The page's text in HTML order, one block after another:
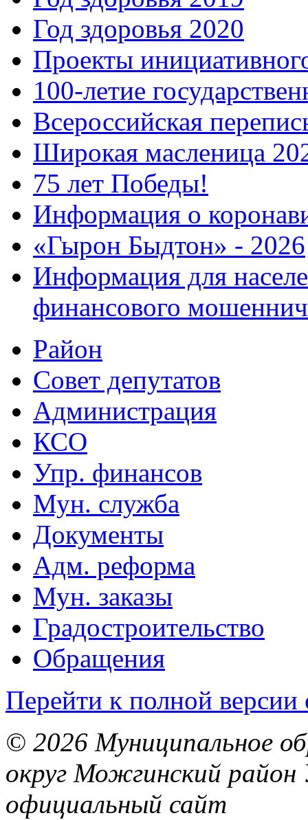
Год здоровья 2020
Проекты
100-летие
Всероссийская
Широкая масленица
75 лет Победы!
Информация о
«Гырон Быдтон» - 2026
Информация для
финансового
Район
Совет депутатов
Администрация
КСО
Упр. финансов
Мун. служба
Документы
Адм. реформа
Мун. заказы
Градостроительство
Обращения
Перейти к полной версии
© 2026 Муниципальное
округ Можгинский район
официальный сайт